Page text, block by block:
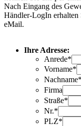
Nach Eingang des
Händler-LogIn erhalten
eMail.
Ihre Adresse:
Anrede*
Vorname*
Nachname*
Firma
Straße*
Nr.*
PLZ*